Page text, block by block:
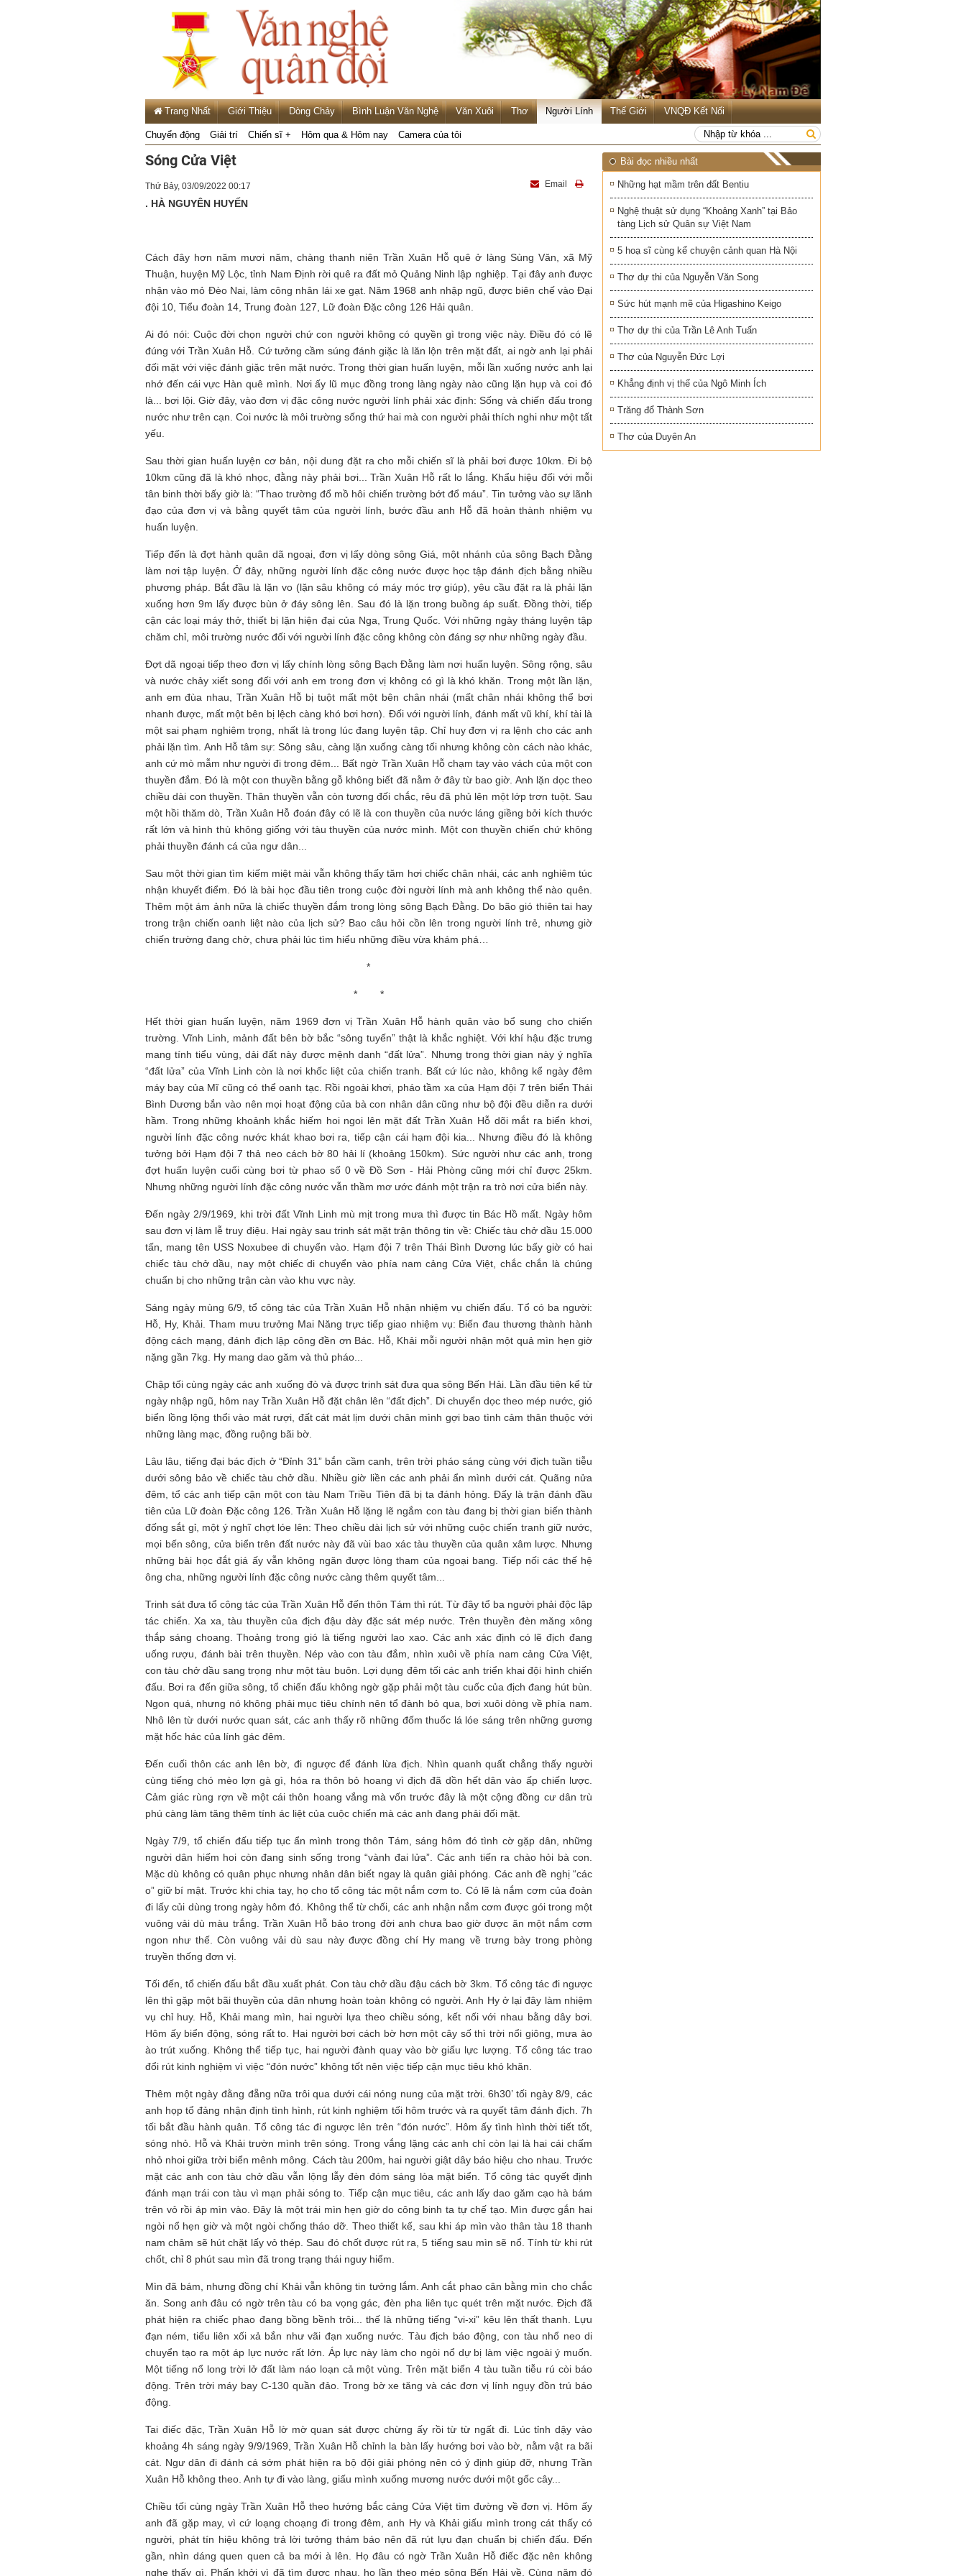
Trang Nhất Giới Thiệu Dòng Chảy Bình Luận Văn Nghệ Văn Xuôi Thơ Người Lính Thế Giới VNQĐ Kết Nối
Chuyển động Giải trí Chiến sĩ + Hôm qua & Hôm nay Camera của tôi
Sóng Cửa Việt
Thứ Bảy, 03/09/2022 00:17 Email
. HÀ NGUYÊN HUYẾN
Cách đây hơn năm mươi năm, chàng thanh niên Trần Xuân Hỗ quê ở làng Sùng Văn, xã Mỹ
Thuận, huyện Mỹ Lộc, tỉnh Nam Định rời quê ra đất mỏ Quảng Ninh lập nghiệp. Tại đây anh được
nhận vào mỏ Đèo Nai, làm công nhân lái xe gạt. Năm 1968 anh nhập ngũ, được biên chế vào Đại
đội 10, Tiểu đoàn 14, Trung đoàn 127, Lữ đoàn Đặc công 126 Hải quân.
Ai đó nói: Cuộc đời chọn người chứ con người không có quyền gì trong việc này. Điều đó có lẽ
đúng với Trần Xuân Hỗ. Cứ tưởng cầm súng đánh giặc là lăn lộn trên mặt đất, ai ngờ anh lại phải
đối mặt với việc đánh giặc trên mặt nước. Trong thời gian huấn luyện, mỗi lần xuống nước anh lại
nhớ đến cái vực Hàn quê mình. Nơi ấy lũ mục đồng trong làng ngày nào cũng lặn hụp và coi đó
là... bơi lội. Giờ đây, vào đơn vị đặc công nước người lính phải xác định: Sống và chiến đấu trong
nước như trên cạn. Coi nước là môi trường sống thứ hai mà con người phải thích nghi như một tất
yếu.
Sau thời gian huấn luyện cơ bản, nội dung đặt ra cho mỗi chiến sĩ là phải bơi được 10km. Đi bộ
10km cũng đã là khó nhọc, đằng này phải bơi... Trần Xuân Hỗ rất lo lắng. Khẩu hiệu đối với mỗi
tân binh thời bấy giờ là: “Thao trường đổ mồ hôi chiến trường bớt đổ máu”. Tin tưởng vào sự lãnh
đạo của đơn vị và bằng quyết tâm của người lính, bước đầu anh Hỗ đã hoàn thành nhiệm vụ
huấn luyện.
Tiếp đến là đợt hành quân dã ngoại, đơn vị lấy dòng sông Giá, một nhánh của sông Bạch Đằng
làm nơi tập luyện. Ở đây, những người lính đặc công nước được học tập đánh địch bằng nhiều
phương pháp. Bắt đầu là lặn vo (lặn sâu không có máy móc trợ giúp), yêu cầu đặt ra là phải lặn
xuống hơn 9m lấy được bùn ở đáy sông lên. Sau đó là lặn trong buồng áp suất. Đồng thời, tiếp
cận các loại máy thở, thiết bị lặn hiện đại của Nga, Trung Quốc. Với những ngày tháng luyện tập
chăm chỉ, môi trường nước đối với người lính đặc công không còn đáng sợ như những ngày đầu.
Đợt dã ngoại tiếp theo đơn vị lấy chính lòng sông Bạch Đằng làm nơi huấn luyện. Sông rộng, sâu
và nước chảy xiết song đối với anh em trong đơn vị không có gì là khó khăn. Trong một lần lặn,
anh em đùa nhau, Trần Xuân Hỗ bị tuột mất một bên chân nhái (mất chân nhái không thể bơi
nhanh được, mất một bên bị lệch càng khó bơi hơn). Đối với người lính, đánh mất vũ khí, khí tài là
một sai phạm nghiêm trọng, nhất là trong lúc đang luyện tập. Chỉ huy đơn vị ra lệnh cho các anh
phải lặn tìm. Anh Hỗ tâm sự: Sông sâu, càng lặn xuống càng tối nhưng không còn cách nào khác,
anh cứ mò mẫm như người đi trong đêm... Bất ngờ Trần Xuân Hỗ chạm tay vào vách của một con
thuyền đắm. Đó là một con thuyền bằng gỗ không biết đã nằm ở đây từ bao giờ. Anh lặn dọc theo
chiều dài con thuyền. Thân thuyền vẫn còn tương đối chắc, rêu đã phủ lên một lớp trơn tuột. Sau
một hồi thăm dò, Trần Xuân Hỗ đoán đây có lẽ là con thuyền của nước láng giềng bởi kích thước
rất lớn và hình thù không giống với tàu thuyền của nước mình. Một con thuyền chiến chứ không
phải thuyền đánh cá của ngư dân...
Sau một thời gian tìm kiếm miệt mài vẫn không thấy tăm hơi chiếc chân nhái, các anh nghiêm túc
nhận khuyết điểm. Đó là bài học đầu tiên trong cuộc đời người lính mà anh không thể nào quên.
Thêm một ám ảnh nữa là chiếc thuyền đắm trong lòng sông Bạch Đằng. Do bão gió thiên tai hay
trong trận chiến oanh liệt nào của lịch sử? Bao câu hỏi cồn lên trong người lính trẻ, nhưng giờ
chiến trường đang chờ, chưa phải lúc tìm hiểu những điều vừa khám phá…
*
* *
Hết thời gian huấn luyện, năm 1969 đơn vị Trần Xuân Hỗ hành quân vào bổ sung cho chiến
trường. Vĩnh Linh, mảnh đất bên bờ bắc “sông tuyến” thật là khắc nghiệt. Với khí hậu đặc trưng
mang tính tiểu vùng, dải đất này được mệnh danh “đất lửa”. Nhưng trong thời gian này ý nghĩa
“đất lửa” của Vĩnh Linh còn là nơi khốc liệt của chiến tranh. Bất cứ lúc nào, không kể ngày đêm
máy bay của Mĩ cũng có thể oanh tạc. Rồi ngoài khơi, pháo tầm xa của Hạm đội 7 trên biển Thái
Bình Dương bắn vào nên mọi hoạt động của bà con nhân dân cũng như bộ đội đều diễn ra dưới
hầm. Trong những khoảnh khắc hiếm hoi ngoi lên mặt đất Trần Xuân Hỗ dõi mắt ra biển khơi,
người lính đặc công nước khát khao bơi ra, tiếp cận cái hạm đội kia... Nhưng điều đó là không
tưởng bởi Hạm đội 7 thả neo cách bờ 80 hải lí (khoảng 150km). Sức người như các anh, trong
đợt huấn luyện cuối cùng bơi từ phao số 0 về Đồ Sơn - Hải Phòng cũng mới chỉ được 25km.
Nhưng những người lính đặc công nước vẫn thầm mơ ước đánh một trận ra trò nơi cửa biển này.
Đến ngày 2/9/1969, khi trời đất Vĩnh Linh mù mịt trong mưa thì được tin Bác Hồ mất. Ngày hôm
sau đơn vị làm lễ truy điệu. Hai ngày sau trinh sát mặt trận thông tin về: Chiếc tàu chở dầu 15.000
tấn, mang tên USS Noxubee di chuyển vào. Hạm đội 7 trên Thái Bình Dương lúc bấy giờ có hai
chiếc tàu chở dầu, nay một chiếc di chuyển vào phía nam cảng Cửa Việt, chắc chắn là chúng
chuẩn bị cho những trận càn vào khu vực này.
Sáng ngày mùng 6/9, tổ công tác của Trần Xuân Hỗ nhận nhiệm vụ chiến đấu. Tổ có ba người:
Hỗ, Hy, Khải. Tham mưu trưởng Mai Năng trực tiếp giao nhiệm vụ: Biến đau thương thành hành
động cách mạng, đánh địch lập công đền ơn Bác. Hỗ, Khải mỗi người nhận một quả mìn hẹn giờ
nặng gần 7kg. Hy mang dao găm và thủ pháo...
Chập tối cùng ngày các anh xuống đò và được trinh sát đưa qua sông Bến Hải. Lần đầu tiên kể từ
ngày nhập ngũ, hôm nay Trần Xuân Hỗ đặt chân lên “đất địch”. Di chuyển dọc theo mép nước, gió
biển lồng lộng thổi vào mát rượi, đất cát mát lịm dưới chân mình gợi bao tình cảm thân thuộc với
những làng mạc, đồng ruộng bãi bờ.
Lâu lâu, tiếng đại bác địch ở “Đỉnh 31” bắn cầm canh, trên trời pháo sáng cùng với địch tuần tiễu
dưới sông bảo về chiếc tàu chở dầu. Nhiều giờ liền các anh phải ẩn mình dưới cát. Quãng nửa
đêm, tổ các anh tiếp cận một con tàu Nam Triều Tiên đã bị ta đánh hỏng. Đấy là trận đánh đầu
tiên của Lữ đoàn Đặc công 126. Trần Xuân Hỗ lặng lẽ ngắm con tàu đang bị thời gian biến thành
đống sắt gỉ, một ý nghĩ chợt lóe lên: Theo chiều dài lịch sử với những cuộc chiến tranh giữ nước,
mọi bến sông, cửa biển trên đất nước này đã vùi bao xác tàu thuyền của quân xâm lược. Nhưng
những bài học đắt giá ấy vẫn không ngăn được lòng tham của ngoại bang. Tiếp nối các thế hệ
ông cha, những người lính đặc công nước càng thêm quyết tâm...
Trinh sát đưa tổ công tác của Trần Xuân Hỗ đến thôn Tám thì rút. Từ đây tổ ba người phải độc lập
tác chiến. Xa xa, tàu thuyền của địch đậu dày đặc sát mép nước. Trên thuyền đèn măng xông
thắp sáng choang. Thoảng trong gió là tiếng người lao xao. Các anh xác định có lẽ địch đang
uống rượu, đánh bài trên thuyền. Nép vào con tàu đắm, nhìn xuôi về phía nam cảng Cửa Việt,
con tàu chở dầu sang trọng như một tàu buôn. Lợi dụng đêm tối các anh triển khai đội hình chiến
đấu. Bơi ra đến giữa sông, tổ chiến đấu không ngờ gặp phải một tàu cuốc của địch đang hút bùn.
Ngon quá, nhưng nó không phải mục tiêu chính nên tổ đành bỏ qua, bơi xuôi dòng về phía nam.
Nhô lên từ dưới nước quan sát, các anh thấy rõ những đốm thuốc lá lóe sáng trên những gương
mặt hốc hác của lính gác đêm.
Đến cuối thôn các anh lên bờ, đi ngược để đánh lừa địch. Nhìn quanh quất chẳng thấy người
cùng tiếng chó mèo lợn gà gì, hóa ra thôn bỏ hoang vì địch đã dồn hết dân vào ấp chiến lược.
Cảm giác rùng rợn về một cái thôn hoang vắng mà vốn trước đây là một cộng đồng cư dân trù
phú càng làm tăng thêm tính ác liệt của cuộc chiến mà các anh đang phải đối mặt.
Ngày 7/9, tổ chiến đấu tiếp tục ẩn mình trong thôn Tám, sáng hôm đó tình cờ gặp dân, những
người dân hiếm hoi còn đang sinh sống trong “vành đai lửa”. Các anh tiến ra chào hỏi bà con.
Mặc dù không có quân phục nhưng nhân dân biết ngay là quân giải phóng. Các anh đề nghị “các
o” giữ bí mật. Trước khi chia tay, họ cho tổ công tác một nắm cơm to. Có lẽ là nắm cơm của đoàn
đi lấy củi dùng trong ngày hôm đó. Không thể từ chối, các anh nhận nắm cơm được gói trong một
vuông vải dù màu trắng. Trần Xuân Hỗ bảo trong đời anh chưa bao giờ được ăn một nắm cơm
ngon như thế. Còn vuông vải dù sau này được đồng chí Hy mang về trưng bày trong phòng
truyền thống đơn vị.
Tối đến, tổ chiến đấu bắt đầu xuất phát. Con tàu chở dầu đậu cách bờ 3km. Tổ công tác đi ngược
lên thì gặp một bãi thuyền của dân nhưng hoàn toàn không có người. Anh Hy ở lại đây làm nhiệm
vụ chỉ huy. Hỗ, Khải mang mìn, hai người lựa theo chiều sóng, kết nối với nhau bằng dây bơi.
Hôm ấy biển động, sóng rất to. Hai người bơi cách bờ hơn một cây số thì trời nổi giông, mưa ào
ào trút xuống. Không thể tiếp tục, hai người đành quay vào bờ giấu lực lượng. Tổ công tác trao
đổi rút kinh nghiệm vì việc “đón nước” không tốt nên việc tiếp cận mục tiêu khó khăn.
Thêm một ngày đằng đẵng nữa trôi qua dưới cái nóng nung của mặt trời. 6h30’ tối ngày 8/9, các
anh họp tổ đảng nhận định tình hình, rút kinh nghiệm tối hôm trước và ra quyết tâm đánh địch. 7h
tối bắt đầu hành quân. Tổ công tác đi ngược lên trên “đón nước”. Hôm ấy tình hình thời tiết tốt,
sóng nhỏ. Hỗ và Khải trườn mình trên sóng. Trong vắng lặng các anh chỉ còn lại là hai cái chấm
nhỏ nhoi giữa trời biển mênh mông. Cách tàu 200m, hai người giật dây báo hiệu cho nhau. Trước
mặt các anh con tàu chở dầu vẫn lộng lẫy đèn đóm sáng lòa mặt biển. Tổ công tác quyết định
đánh mạn trái con tàu vì mạn phải sóng to. Tiếp cận mục tiêu, các anh lấy dao găm cạo hà bám
trên vỏ rồi áp mìn vào. Đây là một trái mìn hẹn giờ do công binh ta tự chế tạo. Mìn được gắn hai
ngòi nổ hẹn giờ và một ngòi chống tháo dỡ. Theo thiết kế, sau khi áp mìn vào thân tàu 18 thanh
nam châm sẽ hút chặt lấy vỏ thép. Sau đó chốt được rút ra, 5 tiếng sau mìn sẽ nổ. Tính từ khi rút
chốt, chỉ 8 phút sau mìn đã trong trạng thái nguy hiểm.
Mìn đã bám, nhưng đồng chí Khải vẫn không tin tưởng lắm. Anh cắt phao cân bằng mìn cho chắc
ăn. Song anh đâu có ngờ trên tàu có ba vọng gác, đèn pha liên tục quét trên mặt nước. Địch đã
phát hiện ra chiếc phao đang bồng bềnh trôi... thế là những tiếng “vi-xi” kêu lên thất thanh. Lựu
đạn ném, tiểu liên xối xả bắn như vãi đạn xuống nước. Tàu địch báo động, con tàu nhổ neo di
chuyển tạo ra một áp lực nước rất lớn. Áp lực này làm cho ngòi nổ dự bị làm việc ngoài ý muốn.
Một tiếng nổ long trời lở đất làm náo loạn cả một vùng. Trên mặt biển 4 tàu tuần tiễu rú còi báo
động. Trên trời máy bay C-130 quần đảo. Trong bờ xe tăng và các đơn vị lính ngụy đồn trú báo
động.
Tai điếc đặc, Trần Xuân Hỗ lờ mờ quan sát được chừng ấy rồi từ từ ngất đi. Lúc tỉnh dậy vào
khoảng 4h sáng ngày 9/9/1969, Trần Xuân Hỗ chỉnh la bàn lấy hướng bơi vào bờ, nằm vật ra bãi
cát. Ngư dân đi đánh cá sớm phát hiện ra bộ đội giải phóng nên có ý định giúp đỡ, nhưng Trần
Xuân Hỗ không theo. Anh tự đi vào làng, giấu mình xuống mương nước dưới một gốc cây...
Chiều tối cùng ngày Trần Xuân Hỗ theo hướng bắc cảng Cửa Việt tìm đường về đơn vị. Hôm ấy
anh đã gặp may, vì cứ loạng choạng đi trong đêm, anh Hy và Khải giấu mình trong cát thấy có
người, phát tín hiệu không trả lời tưởng thám báo nên đã rút lựu đạn chuẩn bị chiến đấu. Đến
gần, nhìn dáng quen quen cả ba mới à lên. Họ đâu có ngờ Trần Xuân Hỗ điếc đặc nên không
nghe thấy gì. Phấn khởi vì đã tìm được nhau, họ lần theo mép sông Bến Hải về. Cùng năm đó
Bài đọc nhiều nhất
Những hạt mầm trên đất Bentiu
Nghệ thuật sử dụng “Khoảng Xanh” tại Bảo
tàng Lịch sử Quân sự Việt Nam
5 hoạ sĩ cùng kể chuyện cảnh quan Hà Nội
Thơ dự thi của Nguyễn Văn Song
Sức hút mạnh mẽ của Higashino Keigo
Thơ dự thi của Trần Lê Anh Tuấn
Thơ của Nguyễn Đức Lợi
Khẳng định vị thế của Ngô Minh Ích
Trăng đổ Thành Sơn
Thơ của Duyên An